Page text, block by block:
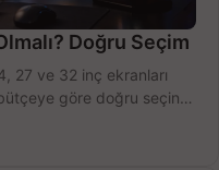
Doğru Seçim
27 ve 32 inç ekranları
göre doğru seçin,